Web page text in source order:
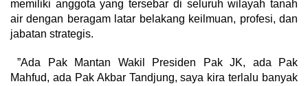
memiliki anggota yang tersebar di seluruh wilayah tanah
air dengan beragam latar belakang keilmuan, profesi, dan
jabatan strategis.
”Ada Pak Mantan Wakil Presiden Pak JK, ada Pak
Mahfud, ada Pak Akbar Tandjung, saya kira terlalu banyak